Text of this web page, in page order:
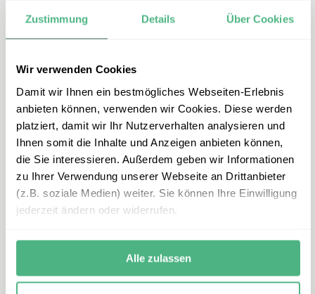
Zustimmung Details Über Cookies
Wir verwenden Cookies
Damit wir Ihnen ein bestmögliches Webseiten-Erlebnis
anbieten können, verwenden wir Cookies. Diese werden
platziert, damit wir Ihr Nutzerverhalten analysieren und
Ihnen somit die Inhalte und Anzeigen anbieten können,
die Sie interessieren. Außerdem geben wir Informationen
zu Ihrer Verwendung unserer Webseite an Drittanbieter
(z.B. soziale Medien) weiter. Sie können Ihre Einwilligung
jederzeit ändern oder widerrufen.
Alle zulassen
E-Mail
australien@erlebe.de
Montag – Freitag:
und nach individueller